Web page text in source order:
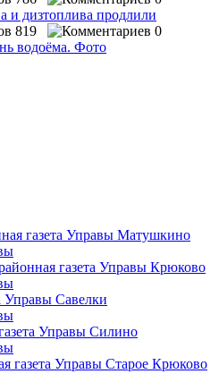
и дизтоплива продлили
819
0
водоёма. Фото